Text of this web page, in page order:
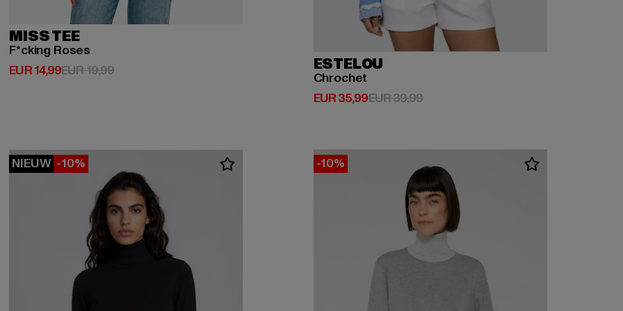
MISS TEE
F*cking Roses
EUR 14,99
Huidige prijs: EUR 14,99
EUR 19,99Actieprijs: EUR 19,99 ESTELOU
Chrochet
EUR 35,99
Huidige prijs: EUR 35,99
EUR 39,99Actieprijs: EUR 39,99
NIEUW -10% -10%